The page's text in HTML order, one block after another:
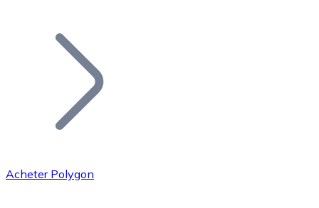
Ajoutez le token de votre projet à notre service
Acheter Polygon